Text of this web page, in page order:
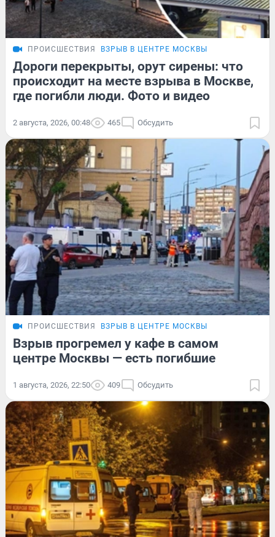
ПРОИСШЕСТВИЯ ВЗРЫВ В ЦЕНТРЕ МОСКВЫ
Дороги перекрыты, орут сирены: что
происходит на месте взрыва в Москве,
где погибли люди. Фото и видео
2 августа, 2026, 00:48 465 Обсудить
ПРОИСШЕСТВИЯ ВЗРЫВ В ЦЕНТРЕ МОСКВЫ
Взрыв прогремел у кафе в самом
центре Москвы — есть погибшие
1 августа, 2026, 22:50 409 Обсудить